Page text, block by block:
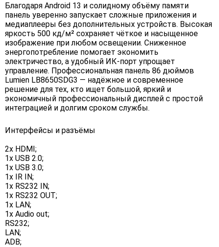
Благодаря Android 13 и солидному объёму памяти
панель уверенно запускает сложные приложения и
медиаплееры без дополнительных устройств. Высокая
яркость 500 кд/м² сохраняет чёткое и насыщенное
изображение при любом освещении. Сниженное
энергопотребление помогает экономить
электричество, а удобный ИК-порт упрощает
управление. Профессиональная панель 86 дюймов
Lumien LB8650SDG3 — надёжное и современное
решение для тех, кто ищет большой, яркий и
экономичный профессиональный дисплей с простой
интеграцией и долгим сроком службы.
Интерфейсы и разъёмы
2x HDMI;
1x USB 2.0;
1x USB 3.0;
1x IR IN;
1x RS232 IN;
1x RS232 OUT;
1x LAN;
1x Audio out;
RS232;
LAN;
ADB;